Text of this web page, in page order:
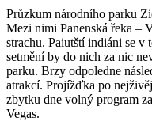
Průzkum národního parku
Mezi nimi Panenská řeka –
strachu. Paiutští indiáni se v
setmění by do nich za nic
parku. Brzy odpoledne
atrakcí. Projížďka po
zbytku dne volný program
Vegas.